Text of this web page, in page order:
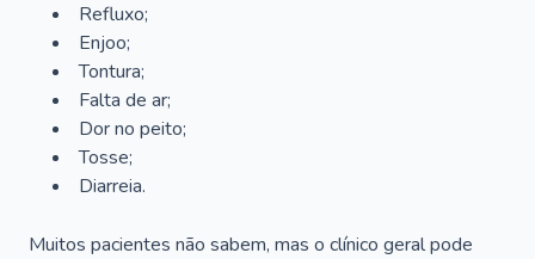
Refluxo;
Enjoo;
Tontura;
Falta de ar;
Dor no peito;
Tosse;
Diarreia.
Muitos pacientes não sabem, mas o clínico geral pode